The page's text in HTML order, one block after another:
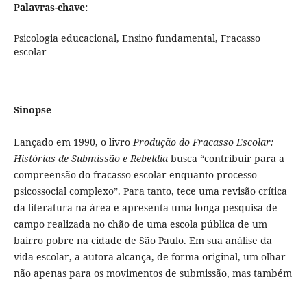
Palavras-chave:
Psicologia educacional, Ensino fundamental, Fracasso
escolar
Sinopse
Lançado em 1990, o livroProdução do Fracasso Escolar:
Histórias de Submissão e Rebeldiabusca “contribuir para a
compreensão do fracasso escolar enquanto processo
psicossocial complexo”. Para tanto, tece uma revisão crítica
da literatura na área e apresenta uma longa pesquisa de
campo realizada no chão de uma escola pública de um
bairro pobre na cidade de São Paulo. Em sua análise da
vida escolar, a autora alcança, de forma original, um olhar
não apenas para os movimentos de submissão, mas também